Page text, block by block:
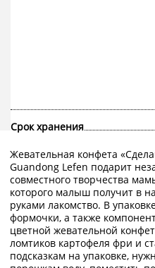
Срок хранения
Жевательная конфета
Guandong Lefen подарит
совместного творчества
которого малыш получит в
руками лакомство. В
формочки, а также
цветной жевательной
ломтиков картофеля фри и
подсказкам на упаковке,